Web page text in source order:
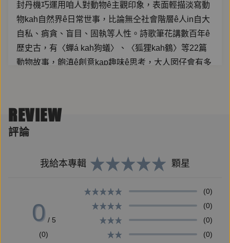
封丹機巧運用咱人對動物ê主觀印象，表面輕描淡寫動
物kah自然界ê日常世事，比論無仝社會階層ê人in自大
自私、痟貪、盲目、固執等人性。詩歌筆花講數百年ê
歷史古，有〈蟬á kah狗蟻〉、〈狐狸kah鶴〉等22篇
動物故事，飽滇ê創意kap趣味ê思考，大人囡仔會有多
【名家推薦】
潘怡帆 東海大學哲學系副教授
鵜戸聡 明治大学国際日本学部副教授
關首奇 法國里昂第三大學中國文學語言學系副教授兼
REVIEW
評論
我給本專輯 顆星
0 / 5
(0)
(0)
(0)
(0)
(0)